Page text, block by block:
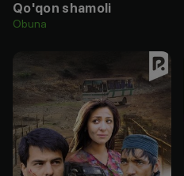
Qo'qon shamoli
Obuna